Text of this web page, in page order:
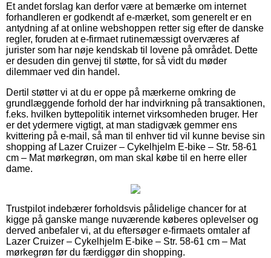
Et andet forslag kan derfor være at bemærke om internet
forhandleren er godkendt af e-mærket, som generelt er en
antydning af at online webshoppen retter sig efter de danske
regler, foruden at e-firmaet rutinemæssigt overværes af
jurister som har nøje kendskab til lovene på området. Dette
er desuden din genvej til støtte, for så vidt du møder
dilemmaer ved din handel.
Dertil støtter vi at du er oppe på mærkerne omkring de
grundlæggende forhold der har indvirkning på transaktionen,
f.eks. hvilken byttepolitik internet virksomheden bruger. Her
er det ydermere vigtigt, at man stadigvæk gemmer ens
kvittering på e-mail, så man til enhver tid vil kunne bevise sin
shopping af Lazer Cruizer – Cykelhjelm E-bike – Str. 58-61
cm – Mat mørkegrøn, om man skal købe til en herre eller
dame.
Trustpilot indebærer forholdsvis pålidelige chancer for at
kigge på ganske mange nuværende køberes oplevelser og
derved anbefaler vi, at du eftersøger e-firmaets omtaler af
Lazer Cruizer – Cykelhjelm E-bike – Str. 58-61 cm – Mat
mørkegrøn før du færdiggør din shopping.